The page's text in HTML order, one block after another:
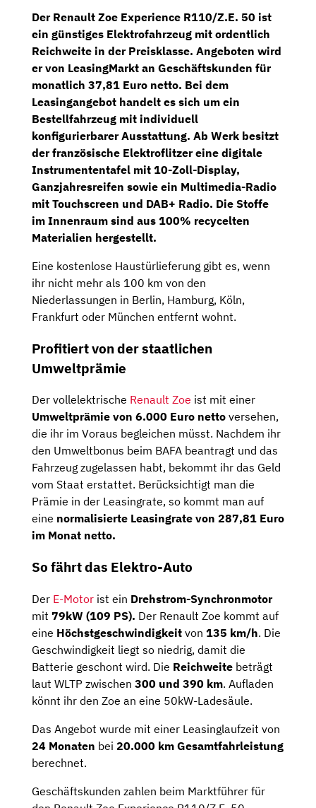
Der Renault Zoe Experience R110/Z.E. 50 ist
ein günstiges Elektrofahrzeug mit ordentlich
Reichweite in der Preisklasse. Angeboten wird
er von LeasingMarkt an Geschäftskunden für
monatlich 37,81 Euro netto. Bei dem
Leasingangebot handelt es sich um ein
Bestellfahrzeug mit individuell
konfigurierbarer Ausstattung. Ab Werk besitzt
der französische Elektroflitzer eine digitale
Instrumententafel mit 10-Zoll-Display,
Ganzjahresreifen sowie ein Multimedia-Radio
mit Touchscreen und DAB+ Radio. Die Stoffe
im Innenraum sind aus 100% recycelten
Materialien hergestellt.
Eine kostenlose Haustürlieferung gibt es, wenn
ihr nicht mehr als 100 km von den
Niederlassungen in Berlin, Hamburg, Köln,
Frankfurt oder München entfernt wohnt.
Profitiert von der staatlichen
Umweltprämie
Der vollelektrische Renault Zoe ist mit einer
Umweltprämie von 6.000 Euro netto versehen,
die ihr im Voraus begleichen müsst. Nachdem ihr
den Umweltbonus beim BAFA beantragt und das
Fahrzeug zugelassen habt, bekommt ihr das Geld
vom Staat erstattet. Berücksichtigt man die
Prämie in der Leasingrate, so kommt man auf
eine normalisierte Leasingrate von 287,81 Euro
im Monat netto.
So fährt das Elektro-Auto
Der E-Motor ist ein Drehstrom-Synchronmotor
mit 79kW (109 PS). Der Renault Zoe kommt auf
eine Höchstgeschwindigkeit von 135 km/h. Die
Geschwindigkeit liegt so niedrig, damit die
Batterie geschont wird. Die Reichweite beträgt
laut WLTP zwischen 300 und 390 km. Aufladen
könnt ihr den Zoe an eine 50kW-Ladesäule.
Das Angebot wurde mit einer Leasinglaufzeit von
24 Monaten bei 20.000 km Gesamtfahrleistung
berechnet.
Geschäftskunden zahlen beim Marktführer für